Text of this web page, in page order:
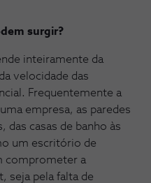
surgir?
inteiramente da
velocidade das
Frequentemente a
empresa, as paredes
das casas de banho às
um escritório de
comprometer a
seja pela falta de